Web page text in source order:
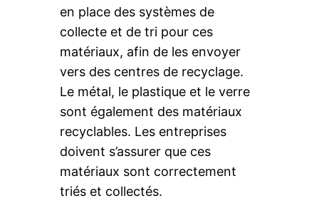
en place des systèmes de
collecte et de tri pour ces
matériaux, afin de les envoyer
vers des centres de recyclage.
Le métal, le plastique et le verre
sont également des matériaux
recyclables. Les entreprises
doivent s’assurer que ces
matériaux sont correctement
triés et collectés.